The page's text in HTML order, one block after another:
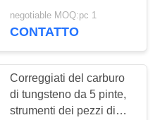
pavimento per la
preparazione della
negotiable MOQ:pc 1
CONTATTO
Correggiati del carburo
di tungsteno da 5 pinte,
strumenti dei pezzi di